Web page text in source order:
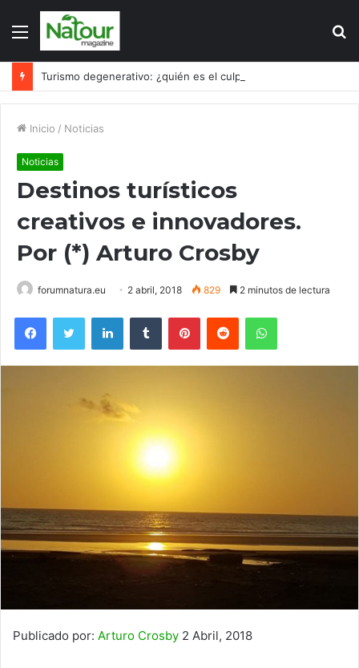
Menú
Inicio / Noticias
Noticias
Destinos turísticos
creativos e innovadores.
Por (*) Arturo Crosby
forumnatura.eu 2 abril, 2018 829 2 minutos de lectura
FacebookTwitter LinkedInTumblr PinterestReddit WhatsApp
Publicado por: Arturo Crosby 2 Abril, 2018